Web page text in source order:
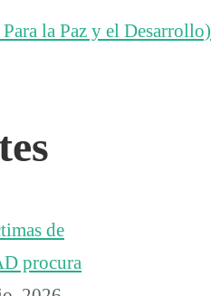
la Paz y el Desarrollo)
de
procura